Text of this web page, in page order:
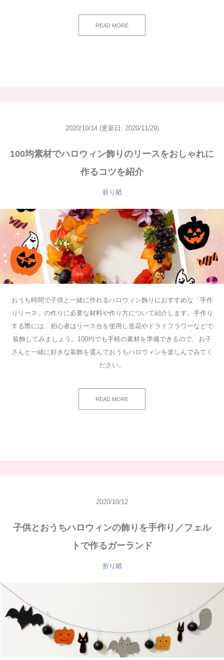
READ MORE
2020/10/14 (更新日: 2020/11/29)
100均素材でハロウィン飾りのリースをおしゃれに
作るコツを紹介
折り紙
おうち時間で子供と一緒に作れるハロウィン飾りにおすすめな「手作
りリース」の作りに必要な材料や作り方について紹介します。手作り
する際には、初心者はリース台を使用し造花やドライフラワーなどで
装飾してみましょう。100均でも手軽の素材を準備できるので、お子
さんと一緒に好きな装飾を選んでおうちハロウィンを楽しんでみてく
ださい。
READ MORE
2020/10/12
子供とおうちハロウィンの飾りを手作り／フェル
トで作るガーランド
折り紙